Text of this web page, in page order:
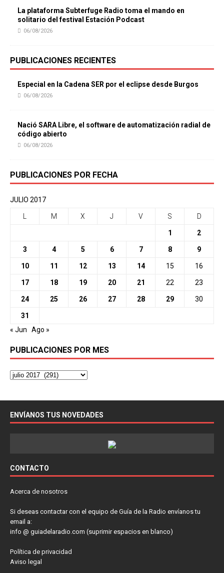
La plataforma Subterfuge Radio toma el mando en
solitario del festival Estación Podcast
06/08/2026
PUBLICACIONES RECIENTES
Especial en la Cadena SER por el eclipse desde Burgos
06/08/2026
Nació SARA Libre, el software de automatización radial de
código abierto
06/08/2026
PUBLICACIONES POR FECHA
JULIO 2017
M X J V S D
1 2
3 4 5 6 7 8 9
10 11 12 13 14 15 16
17 18 19 20 21 22 23
24 25 26 27 28 29 30
31
« Jun
Ago »
PUBLICACIONES POR MES
ENVÍANOS TUS NOVEDADES
CONTACTO
Acerca de nosotros
Si deseas contactar con el equipo de Guía de la Radio envíanos tu
email a:
info @ guiadelaradio.com (suprimir espacios en blanco)
Política de privacidad
Aviso legal